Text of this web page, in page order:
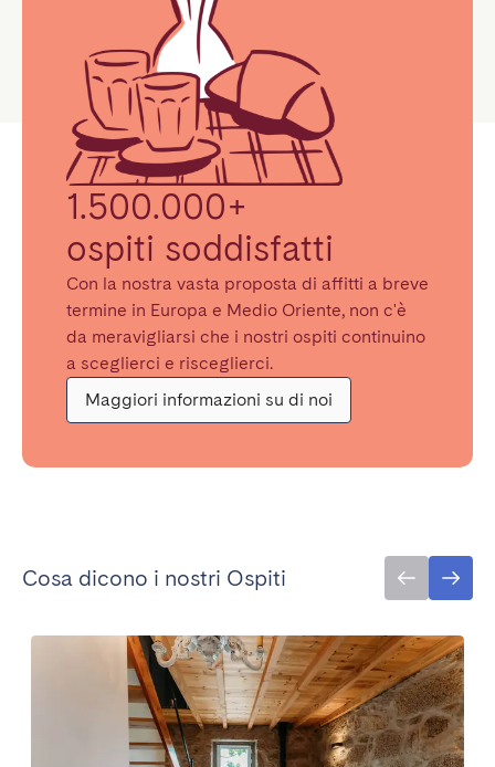
1.500.000+
ospiti soddisfatti
Con la nostra vasta proposta di affitti a breve
termine in Europa e Medio Oriente, non c'è
da meravigliarsi che i nostri ospiti continuino
a sceglierci e risceglierci.
Maggiori informazioni su di noi
Cosa dicono i nostri Ospiti